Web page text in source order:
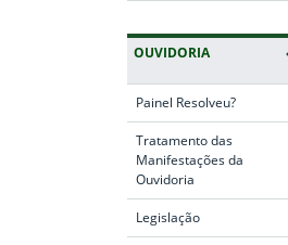
OUVIDORIA
Painel Resolveu?
Tratamento das
Manifestações da
Ouvidoria
Legislação